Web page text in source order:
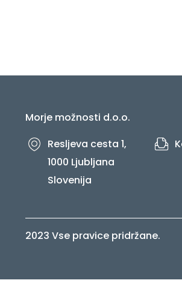
Morje možnosti d.o.o.
Resljeva cesta 1,
1000 Ljubljana
Slovenija
2023 Vse pravice pridržane.